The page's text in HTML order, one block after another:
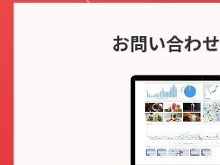
お問い合わせ